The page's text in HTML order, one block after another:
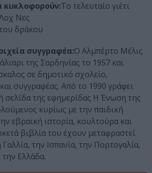
κυκλοφορούν:Το τελευταίο γιέτι
Νες
δράκου
συγγραφέα:Ο Αλμπέρτο Μέλις
της Σαρδηνίας το 1957 και
σε δημοτικό σχολείο,
συγγραφέας. Από το 1990 γράφει
σελίδα της εφημερίδας Η Ένωση της
κυρίως με την παιδική
εβραϊκή ιστορία, κουλτούρα και
βιβλία του έχουν μεταφραστεί
την Ισπανία, την Πορτογαλία,
Ελλάδα.